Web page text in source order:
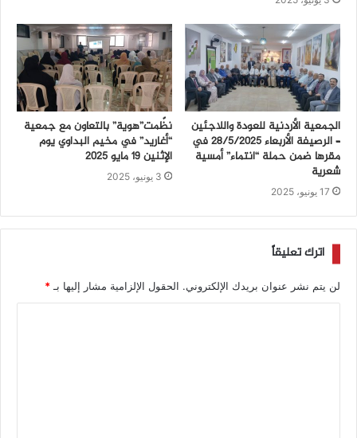
الجمعية الأردنية للعودة واللاجئين
– الرصيفة الأربعاء ٢٨/٥/٢٠٢٥ في
مقرها ضمن حملة “انتماء” أمسية
شعرية
17 يونيو، 2025
نظّمت”هوية” بالتعاون مع جمعية
“أغاريد” في مخيم البداوي يوم
الإثنين 19 مايو 2025
3 يونيو، 2025
اترك تعليقاً
لن يتم نشر عنوان بريدك الإلكتروني. الحقول الإلزامية مشار إليها بـ*